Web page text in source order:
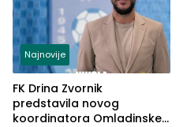
Najnovije
FK Drina Zvornik
predstavila novog
koordinatora Omladinske